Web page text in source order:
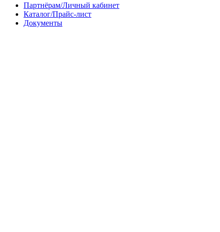
Партнёрам/Личный кабинет
Каталог/Прайс-лист
Документы